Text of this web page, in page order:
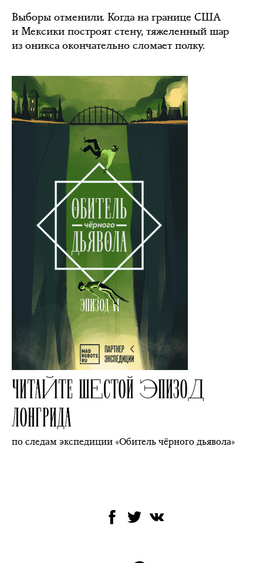
Выборы отменили. Когда на границе США
и Мексики построят стену, тяжеленный шар
из оникса окончательно сломает полку.
ЧИТАЙТЕ ШЕСТОЙ ЭПИЗОД
ЛОНГРИДА
по следам экспедиции «Обитель чёрного дьявола»